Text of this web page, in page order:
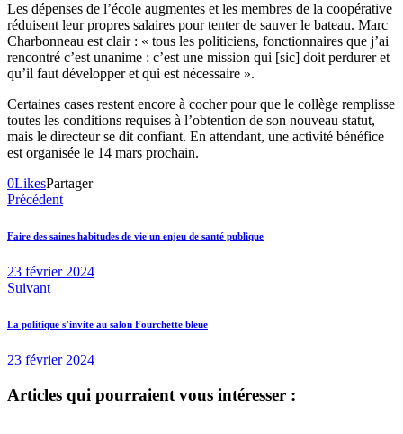
Les dépenses de l’école augmentes et les membres de la coopérative
réduisent leur propres salaires pour tenter de sauver le bateau. Marc
Charbonneau est clair : « tous les politiciens, fonctionnaires que j’ai
rencontré c’est unanime : c’est une mission qui [sic] doit perdurer et
qu’il faut développer et qui est nécessaire ».
Certaines cases restent encore à cocher pour que le collège remplisse
toutes les conditions requises à l’obtention de son nouveau statut,
mais le directeur se dit confiant. En attendant, une activité bénéfice
est organisée le 14 mars prochain.
0LikesPartager
Précédent
Faire des saines habitudes de vie un enjeu de santé publique
23 février 2024
Suivant
La politique s’invite au salon Fourchette bleue
23 février 2024
Articles qui pourraient vous intéresser :